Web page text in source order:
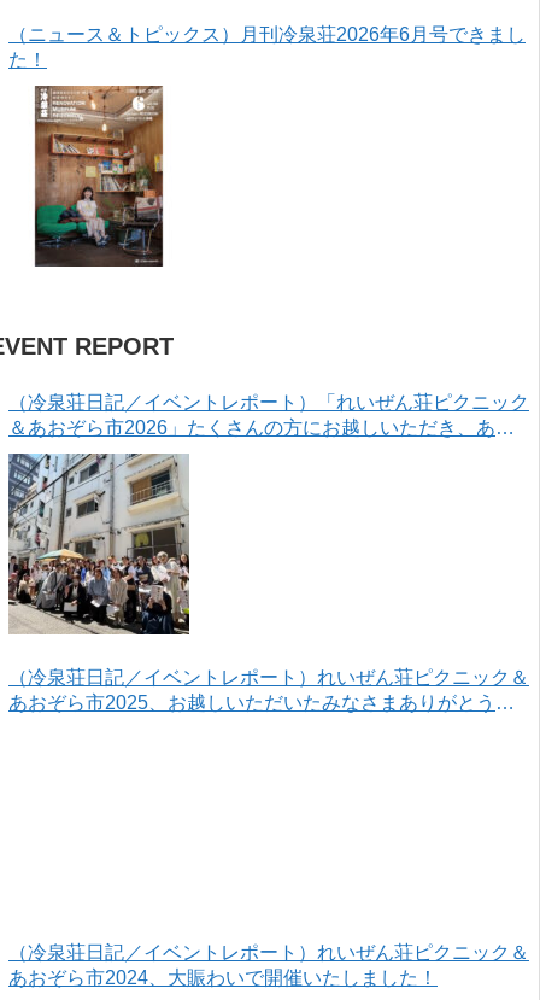
（ニュース＆トピックス）月刊冷泉荘2026年6月号できまし
た！
REPORT
（冷泉荘日記／イベントレポート）「れいぜん荘ピクニック
＆あおぞら市2026」たくさんの方にお越しいただき、あり
がとうございました！
（冷泉荘日記／イベントレポート）れいぜん荘ピクニック＆
あおぞら市2025、お越しいただいたみなさまありがとうご
（冷泉荘日記／イベントレポート）れいぜん荘ピクニック＆
あおぞら市2024、大賑わいで開催いたしました！